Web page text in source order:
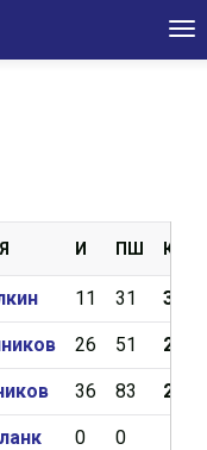
И ПШ КН
11 31 3,23
26 51 2,44
36 83 2,43
0 0